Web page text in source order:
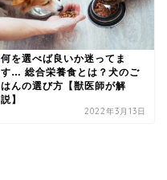
何を選べば良いか迷ってま
す… 総合栄養食とは？犬のご
はんの選び方【獣医師が解
説】
2022年3月13日